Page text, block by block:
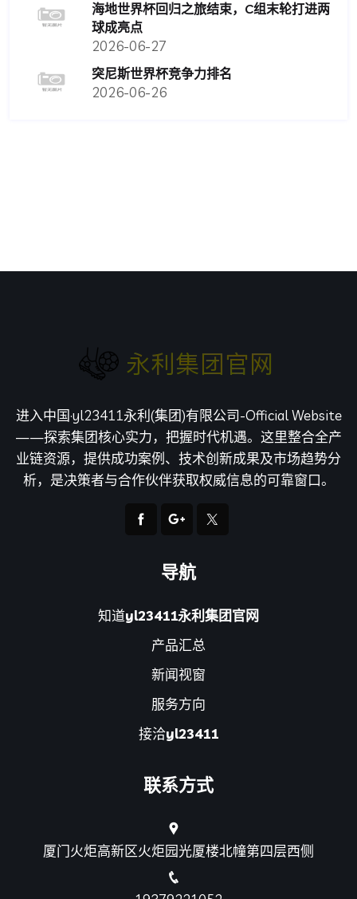
海地世界杯回归之旅结束，C组末轮打进两
球成亮点
2026-06-27
突尼斯世界杯竞争力排名
2026-06-26
进入中国·yl23411永利(集团)有限公司-Official Website
——探索集团核心实力，把握时代机遇。这里整合全产
业链资源，提供成功案例、技术创新成果及市场趋势分
析，是决策者与合作伙伴获取权威信息的可靠窗口。
导航
知道yl23411永利集团官网
产品汇总
新闻视窗
服务方向
接洽yl23411
联系方式
厦门火炬高新区火炬园光厦楼北幢第四层西侧